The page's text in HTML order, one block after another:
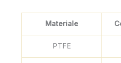
Materiale
PTFE